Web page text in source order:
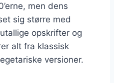
men dens
sig større med
opskrifter og
alt fra klassisk
versioner.